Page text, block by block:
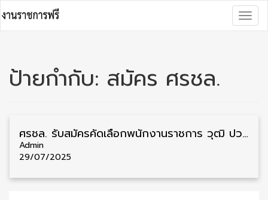
to
content
ป้ายกำกับ: สมัคร ศรชล.
ศรชล. รับสมัครคัดเลือกพนักงานราชการ วุฒิ ปวส./ป.ตรี 21 อัตรา รับสมัคร 25 กรกฎาคม – 5 สิงหาคม
Admin
29/07/2025